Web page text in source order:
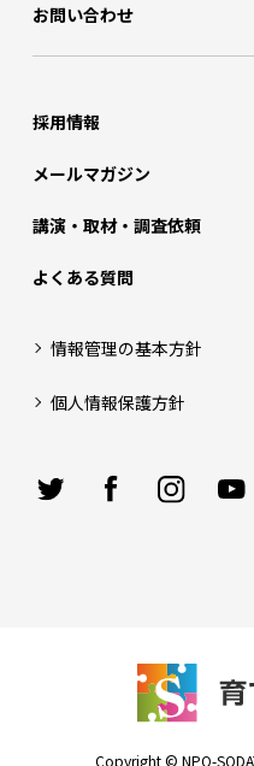
お問い合わせ
採用情報
メールマガジン
講演・取材・調査依頼
よくある質問
情報管理の基本方針
個人情報保護方針
Copyright © NPO-